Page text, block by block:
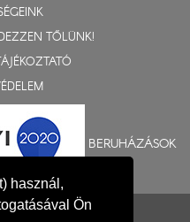
használ,
Ön
TŐLÜNK!
BERUHÁZÁSOK
Egyházmegye